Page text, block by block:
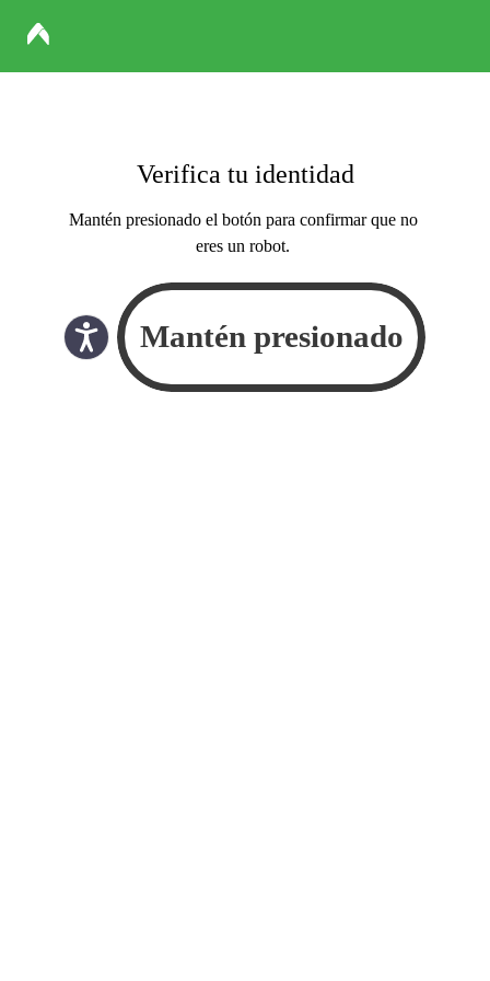
Verifica tu identidad
Mantén presionado el botón para confirmar que no
eres un robot.